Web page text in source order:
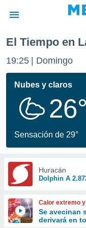
de
por
se
calidad.
a este
las
y
forma
digital
basada
El Tiempo en
19:25 Domingo
Nubes y claros
26°
Sensación de 29°
Huracán
Dolphin A
Calor extremo
Se avecinan
derivará en